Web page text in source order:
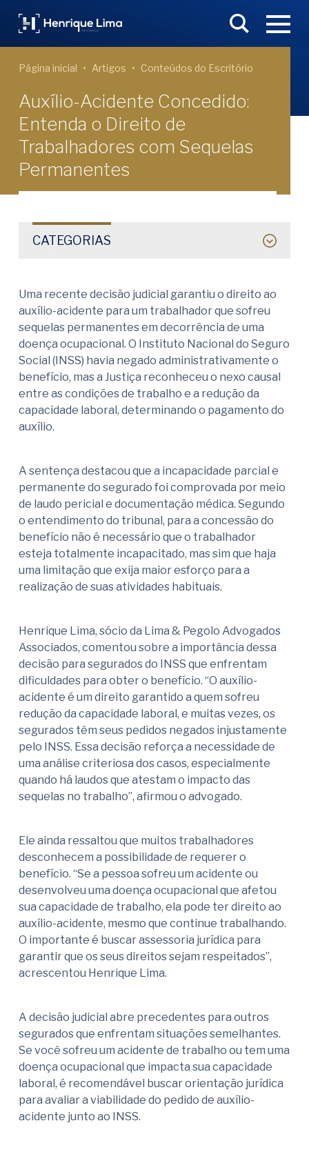
Página inicial Artigos Conteúdos do Escritório
Auxílio-Acidente Concedido:
Entenda o Direito de
Trabalhadores com Sequelas
Permanentes
CATEGORIAS
Uma recente decisão judicial garantiu o direito ao
auxílio-acidente para um trabalhador que sofreu
sequelas permanentes em decorrência de uma
doença ocupacional. O Instituto Nacional do Seguro
Social (INSS) havia negado administrativamente o
benefício, mas a Justiça reconheceu o nexo causal
entre as condições de trabalho e a redução da
capacidade laboral, determinando o pagamento do
auxílio.
A sentença destacou que a incapacidade parcial e
permanente do segurado foi comprovada por meio
de laudo pericial e documentação médica. Segundo
o entendimento do tribunal, para a concessão do
benefício não é necessário que o trabalhador
esteja totalmente incapacitado, mas sim que haja
uma limitação que exija maior esforço para a
realização de suas atividades habituais.
Henrique Lima, sócio da Lima & Pegolo Advogados
Associados, comentou sobre a importância dessa
decisão para segurados do INSS que enfrentam
dificuldades para obter o benefício. “O auxílio-
acidente é um direito garantido a quem sofreu
redução da capacidade laboral, e muitas vezes, os
segurados têm seus pedidos negados injustamente
pelo INSS. Essa decisão reforça a necessidade de
uma análise criteriosa dos casos, especialmente
quando há laudos que atestam o impacto das
sequelas no trabalho”, afirmou o advogado.
Ele ainda ressaltou que muitos trabalhadores
desconhecem a possibilidade de requerer o
benefício. “Se a pessoa sofreu um acidente ou
desenvolveu uma doença ocupacional que afetou
sua capacidade de trabalho, ela pode ter direito ao
auxílio-acidente, mesmo que continue trabalhando.
O importante é buscar assessoria jurídica para
garantir que os seus direitos sejam respeitados”,
acrescentou Henrique Lima.
A decisão judicial abre precedentes para outros
segurados que enfrentam situações semelhantes.
Se você sofreu um acidente de trabalho ou tem uma
doença ocupacional que impacta sua capacidade
laboral, é recomendável buscar orientação jurídica
para avaliar a viabilidade do pedido de auxílio-
acidente junto ao INSS.